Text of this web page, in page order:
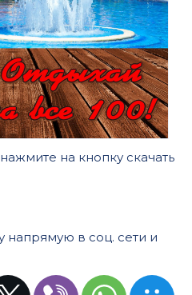
на кнопку скачать
напрямую в соц. сети и